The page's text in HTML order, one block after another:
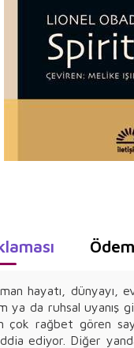
hayatı, dünyayı,
ya da ruhsal uyanış
çok rağbet gören
ediyor. Diğer